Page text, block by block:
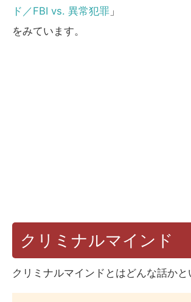
ド／FBI vs. 異常犯罪 」
をみています。
クリミナルマインド
クリミナルマインドとはどんな話かと